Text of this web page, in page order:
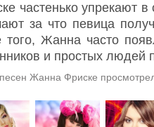
частенько упрекают в
за что певица
того, Жанна часто
и простых людей
Жанна Фриске